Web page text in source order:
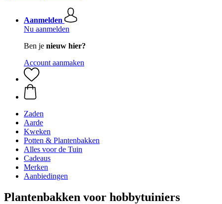
Aanmelden
Nu aanmelden
Ben je nieuw hier?
Account aanmaken
Zaden
Aarde
Kweken
Potten & Plantenbakken
Alles voor de Tuin
Cadeaus
Merken
Aanbiedingen
Plantenbakken voor hobbytuiniers